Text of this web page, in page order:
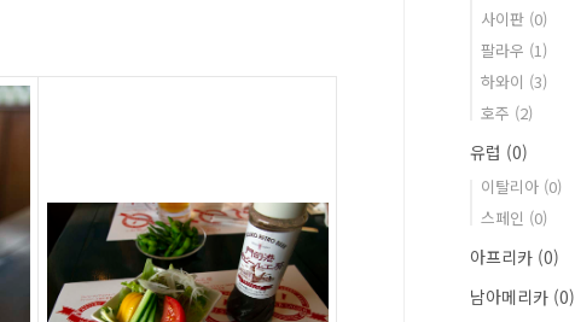
사이판 (0)
팔라우 (1)
하와이 (3)
호주 (2)
유럽 (0)
이탈리아 (0)
스페인 (0)
아프리카 (0)
남아메리카 (0)